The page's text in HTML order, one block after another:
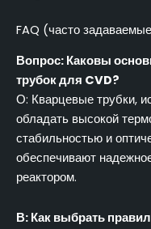
FAQ (часто
Вопрос: Каковы
трубок для CVD?
О: Кварцевые трубки,
обладать высокой
стабильностью и
обеспечивают
реактором.
В: Как выбрать